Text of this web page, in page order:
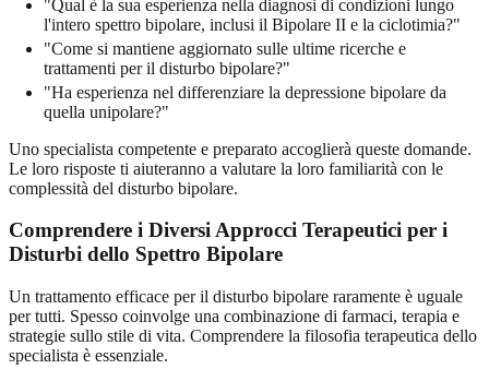
"Qual è la sua esperienza nella diagnosi di condizioni lungo
l'intero spettro bipolare, inclusi il Bipolare II e la ciclotimia?"
"Come si mantiene aggiornato sulle ultime ricerche e
trattamenti per il disturbo bipolare?"
"Ha esperienza nel differenziare la depressione bipolare da
quella unipolare?"
Uno specialista competente e preparato accoglierà queste domande.
Le loro risposte ti aiuteranno a valutare la loro familiarità con le
complessità del disturbo bipolare.
Comprendere i Diversi Approcci Terapeutici per i
Disturbi dello Spettro Bipolare
Un trattamento efficace per il disturbo bipolare raramente è uguale
per tutti. Spesso coinvolge una combinazione di farmaci, terapia e
strategie sullo stile di vita. Comprendere la filosofia terapeutica dello
specialista è essenziale.